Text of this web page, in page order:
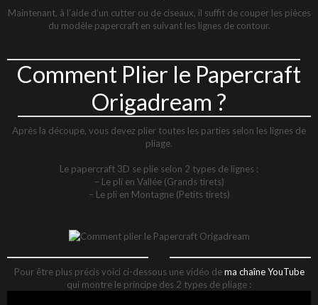
Maintenant, à l’aide d’un cutter ou de ciseaux, il suffit de couper les pièces
du modèle papercraft en suivant les lignes de contour.
Comment Plier le Papercraft
Origadream ?
Après la découpe, vous devez plier toutes les parties selon les lignes de
pliage.
Le papercraft 3D se plie selon 2 types de lignes :
– Le pli en Vallée (Grands tirets)
– Le pli en Montagne (Petits tirets)
Pour être plus précis voici ci-dessous une vidéo dema chaîne YouTube
qui montre le principe des 2 types de pliage :